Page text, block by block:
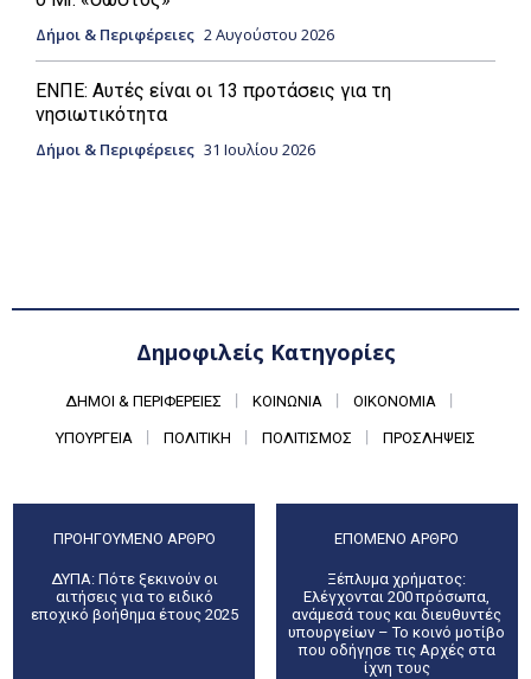
Δήμοι & Περιφέρειες 2 Αυγούστου 2026
ΕΝΠΕ: Αυτές είναι οι 13 προτάσεις για τη
νησιωτικότητα
Δήμοι & Περιφέρειες 31 Ιουλίου 2026
Δημοφιλείς Κατηγορίες
ΔΉΜΟΙ & ΠΕΡΙΦΈΡΕΙΕΣ ΚΟΙΝΩΝΊΑ ΟΙΚΟΝΟΜΊΑ
ΥΠΟΥΡΓΕΊΑ ΠΟΛΙΤΙΚΉ ΠΟΛΙΤΙΣΜΌΣ ΠΡΟΣΛΉΨΕΙΣ
ΠΡΟΗΓΟΎΜΕΝΟ ΆΡΘΡΟ
ΔΥΠΑ: Πότε ξεκινούν οι
αιτήσεις για το ειδικό
εποχικό βοήθημα έτους 2025
ΕΠΌΜΕΝΟ ΆΡΘΡΟ
Ξέπλυμα χρήματος:
Ελέγχονται 200 πρόσωπα,
ανάμεσά τους και διευθυντές
υπουργείων – Το κοινό μοτίβο
που οδήγησε τις Αρχές στα
ίχνη τους